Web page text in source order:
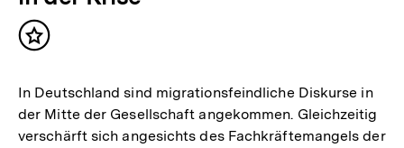
Inhalt
In Deutschland sind migrationsfeindliche Diskurse in
der Mitte der Gesellschaft angekommen. Gleichzeitig
verschärft sich angesichts des Fachkräftemangels der